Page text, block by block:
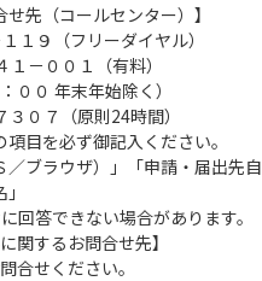
先（コールセンター）】
１９（フリーダイヤル）
－００１（有料）
００ 年末年始除く）
０７（原則24時間）
目を必ず御記入ください。
／ブラウザ）」「申請・届出先自
回答できない場合があります。
関するお問合せ先】
合せください。